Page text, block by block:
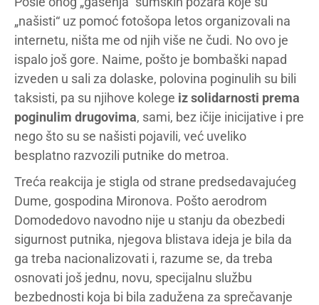
„našisti“ uz pomoć fotošopa letos organizovali na
internetu, ništa me od njih više ne čudi. No ovo je
ispalo još gore. Naime, pošto je bombaški napad
izveden u sali za dolaske, polovina poginulih su bili
taksisti, pa su njihove kolege iz solidarnosti prema
poginulim drugovima, sami, bez ičije inicijative i pre
nego što su se našisti pojavili, već uveliko
besplatno razvozili putnike do metroa.
Treća reakcija je stigla od strane predsedavajućeg
Dume, gospodina Mironova. Pošto aerodrom
Domodedovo navodno nije u stanju da obezbedi
sigurnost putnika, njegova blistava ideja je bila da
ga treba nacionalizovati i, razume se, da treba
osnovati još jednu, novu, specijalnu službu
bezbednosti koja bi bila zadužena za sprečavanje